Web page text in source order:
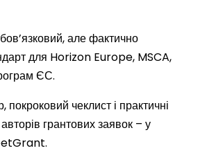
але фактично
для Horizon Europe, MSCA,
ЄС.
покроковий чеклист і практичні
грантових заявок – у